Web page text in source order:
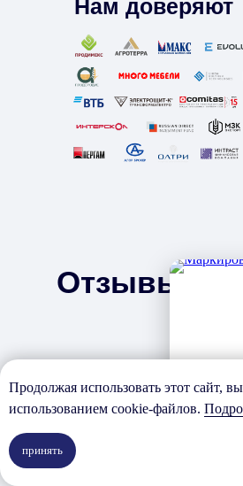
Нам доверяют
Отзывы
Продолжая использовать этот сайт,
использованием cookie-файлов.
принять